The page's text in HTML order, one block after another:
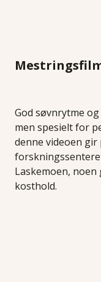
God søvnrytme
men spesielt for
denne videoen
Laskemoen,
kosthold.